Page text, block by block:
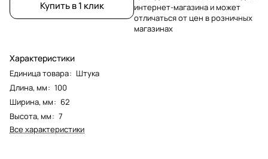
Купить в 1 клик
Характеристики
Единица товара: Штука
Длина, мм: 100
Ширина, мм: 62
Высота, мм: 7
Все характеристики
интернет-магазина и может
отличаться от цен в розничных
магазинах